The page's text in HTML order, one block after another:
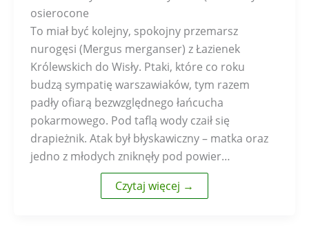
osierocone
To miał być kolejny, spokojny przemarsz
nurogęsi (Mergus merganser) z Łazienek
Królewskich do Wisły. Ptaki, które co roku
budzą sympatię warszawiaków, tym razem
padły ofiarą bezwzględnego łańcucha
pokarmowego. Pod taflą wody czaił się
drapieżnik. Atak był błyskawiczny – matka oraz
jedno z młodych zniknęły pod powier…
Czytaj więcej →